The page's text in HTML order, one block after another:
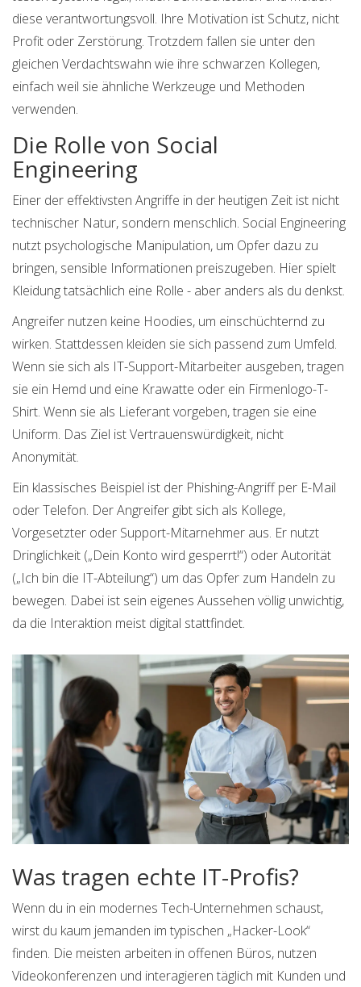
diese verantwortungsvoll. Ihre Motivation ist Schutz, nicht
Profit oder Zerstörung. Trotzdem fallen sie unter den
gleichen Verdachtswahn wie ihre schwarzen Kollegen,
einfach weil sie ähnliche Werkzeuge und Methoden
verwenden.
Die Rolle von Social
Engineering
Einer der effektivsten Angriffe in der heutigen Zeit ist nicht
technischer Natur, sondern menschlich. Social Engineering
nutzt psychologische Manipulation, um Opfer dazu zu
bringen, sensible Informationen preiszugeben. Hier spielt
Kleidung tatsächlich eine Rolle - aber anders als du denkst.
Angreifer nutzen keine Hoodies, um einschüchternd zu
wirken. Stattdessen kleiden sie sich passend zum Umfeld.
Wenn sie sich als IT-Support-Mitarbeiter ausgeben, tragen
sie ein Hemd und eine Krawatte oder ein Firmenlogo-T-
Shirt. Wenn sie als Lieferant vorgeben, tragen sie eine
Uniform. Das Ziel ist Vertrauenswürdigkeit, nicht
Anonymität.
Ein klassisches Beispiel ist der Phishing-Angriff per E-Mail
oder Telefon. Der Angreifer gibt sich als Kollege,
Vorgesetzter oder Support-Mitarnehmer aus. Er nutzt
Dringlichkeit („Dein Konto wird gesperrt!“) oder Autorität
(„Ich bin die IT-Abteilung“) um das Opfer zum Handeln zu
bewegen. Dabei ist sein eigenes Aussehen völlig unwichtig,
da die Interaktion meist digital stattfindet.
Was tragen echte IT-Profis?
Wenn du in ein modernes Tech-Unternehmen schaust,
wirst du kaum jemanden im typischen „Hacker-Look“
finden. Die meisten arbeiten in offenen Büros, nutzen
Videokonferenzen und interagieren täglich mit Kunden und